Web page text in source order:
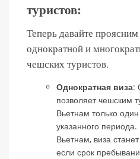
туристов:
Теперь давайте
однократной и
чешских туристов.
Однократная виза:
позволяет чешским
Вьетнам только
указанного
Вьетнам, виза
если срок